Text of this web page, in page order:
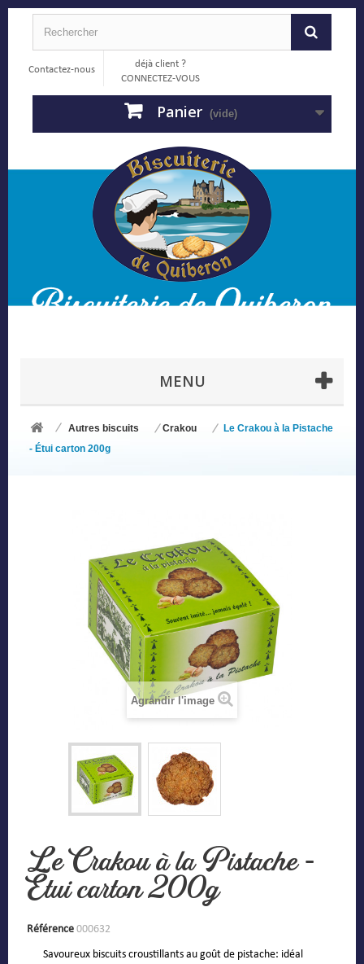
Contactez-nous
déjà client ?
CONNECTEZ-VOUS
Panier (vide)
MENU
Autres biscuits Crakou
Le Crakou à la Pistache
- Étui carton 200g
Agrandir l'image
Le Crakou à la Pistache -
Étui carton 200g
Référence 000632
Savoureux biscuits croustillants au goût de pistache: idéal